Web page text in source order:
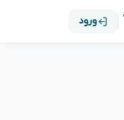
ورود